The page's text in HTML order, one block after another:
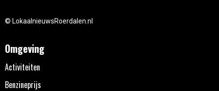
© LokaalnieuwsRoerdalen.nl
Omgeving
Activiteiten
Benzineprijs